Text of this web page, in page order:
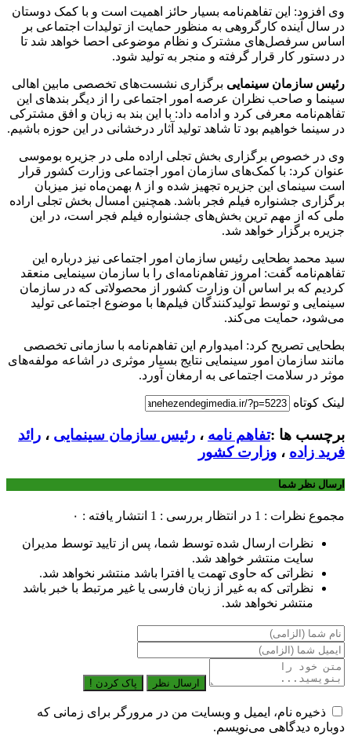
وی افزود: این تفاهم‌نامه بسیار حائز اهمیت است و با کمک دوستان
در سال آینده‌ کارگروهی به منظور حمایت از تولیدات اجتماعی بر
اساس سرفصل‌های مشترک و نظام موضوعی احصا خواهد شد تا
در دستور کار قرار گرفته و منجر به تولید شود.
رئیس سازمان سینمایی برگزاری نشست‌های تخصصی مابین اهالی
سینما و صاحب نظران عرصه امور اجتماعی را از دیگر بندهای این
تفاهم‌نامه معرفی کرد و ادامه داد: با این بند به زبان و افق مشترکی
در سینما خواهیم بود تا شاهد تولید آثار درخشانی در این حوزه باشیم.
وی در خصوص برگزاری بخش تجلی اراده ملی در جزیره بوموسی
عنوان کرد: با کمک‌های سازمان امور اجتماعی وزارت کشور قرار
است سینمای این جزیره تجهیز شده و از ۸ بهمن‌ماه نیز میزبان
برگزاری جشنواره فیلم فجر باشد. همچنین امسال بخش تجلی اراده
ملی که از مهم ترین بخش‌های جشنواره فیلم فجر است، در این
جزیره برگزار خواهد شد.
سید محمد بطحایی رئیس سازمان امور اجتماعی نیز درباره این
تفاهم‌نامه گفت: امروز تفاهم‌نامه‌ای را با سازمان سینمایی منعقد
کردیم که بر اساس آن وزارت کشور از محصولاتی که در سازمان
سینمایی و توسط تولیدکنندگان فیلم‌ها با موضوع اجتماعی تولید
می‌شود، حمایت می‌کند.
بطحایی تصریح کرد: امیدوارم این تفاهم‌نامه با سازمانی تخصصی
مانند سازمان امور سینمایی نتایج بسیار موثری در اشاعه مولفه‌های
موثر در سلامت اجتماعی به ارمغان آورد.
لینک کوتاه
برچسب ها :تفاهم نامه ، رئیس سازمان سینمایی ، رائد
فرید زاده ، وزارت کشور
ارسال نظر شما
مجموع نظرات : 1 در انتظار بررسی : 1 انتشار یافته : ۰
نظرات ارسال شده توسط شما، پس از تایید توسط مدیران
سایت منتشر خواهد شد.
نظراتی که حاوی تهمت یا افترا باشد منتشر نخواهد شد.
نظراتی که به غیر از زبان فارسی یا غیر مرتبط با خبر باشد
منتشر نخواهد شد.
ارسال نظر پاک کردن !
ذخیره نام، ایمیل و وبسایت من در مرورگر برای زمانی که
دوباره دیدگاهی می‌نویسم.